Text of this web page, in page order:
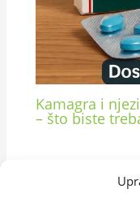
Kamagra i
– što biste